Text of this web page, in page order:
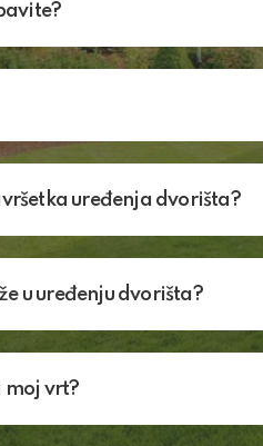
uređenja dvorišta?
u uređenju dvorišta?
moj vrt?